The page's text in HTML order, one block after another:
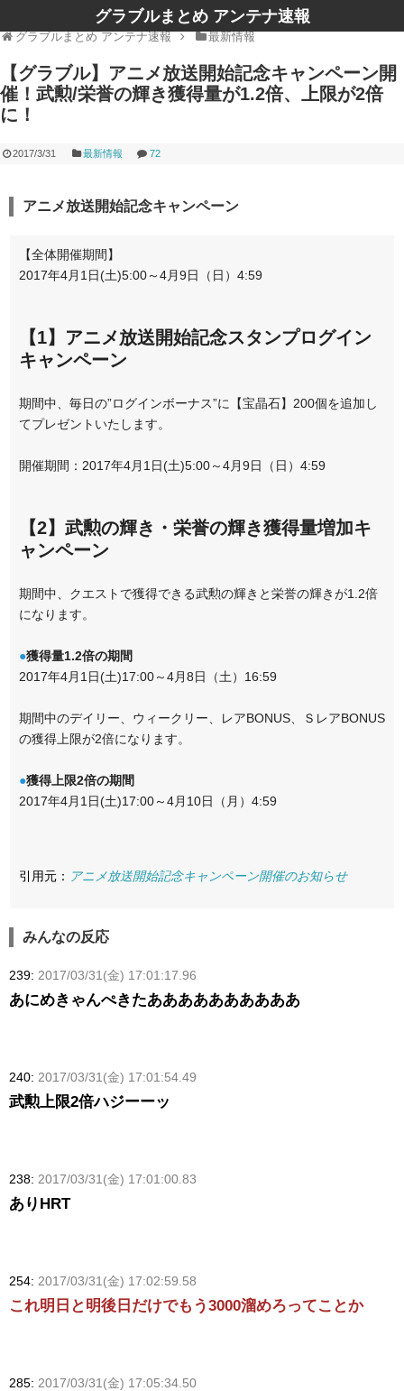
グラブルまとめ アンテナ速報
グラブルまとめ アンテナ速報 最新情報
【グラブル】アニメ放送開始記念キャンペーン開
催！武勲/栄誉の輝き獲得量が1.2倍、上限が2倍
に！
2017/3/31 最新情報 72
アニメ放送開始記念キャンペーン
【全体開催期間】
2017年4月1日(土)5:00～4月9日（日）4:59
【1】アニメ放送開始記念スタンプログイン
キャンペーン
期間中、毎日の”ログインボーナス”に【宝晶石】200個を追加し
てプレゼントいたします。
開催期間：2017年4月1日(土)5:00～4月9日（日）4:59
【2】武勲の輝き・栄誉の輝き獲得量増加キ
ャンペーン
期間中、クエストで獲得できる武勲の輝きと栄誉の輝きが1.2倍
になります。
●獲得量1.2倍の期間
2017年4月1日(土)17:00～4月8日（土）16:59
期間中のデイリー、ウィークリー、レアBONUS、ＳレアBONUS
の獲得上限が2倍になります。
●獲得上限2倍の期間
2017年4月1日(土)17:00～4月10日（月）4:59
引用元： アニメ放送開始記念キャンペーン開催のお知らせ
みんなの反応
239: 2017/03/31(金) 17:01:17.96
あにめきゃんぺきたああああああああああ
240: 2017/03/31(金) 17:01:54.49
武勲上限2倍ハジーーッ
238: 2017/03/31(金) 17:01:00.83
ありHRT
254: 2017/03/31(金) 17:02:59.58
これ明日と明後日だけでもう3000溜めろってことか
285: 2017/03/31(金) 17:05:34.50